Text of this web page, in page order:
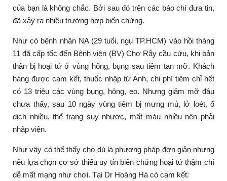
của bạn là không chắc. Bởi sau đó trên các báo chí đưa tin,
đã xảy ra nhiều trường hợp biến chứng.
Như có bệnh nhân NA (29 tuổi, ngụ TP.HCM) vào hồi tháng
11 đã cấp tốc đến Bệnh viện (BV) Chợ Rẫy cầu cứu, khi bản
thân bị hoại tử ở vùng hông, bụng sau tiêm tan mỡ. Khách
hàng được cam kết, thuốc nhập từ Anh, chi phí tiêm chỉ hết
có 13 triệu các vùng bụng, hông, eo. Nhưng giảm mỡ đâu
chưa thấy, sau 10 ngày vùng tiêm bị mưng mủ, lở loét, ổ
dịch nhiều, thể trạng suy nhược, mất máu nhiều nên phải
nhập viện.
Như vậy có thể thấy cho dù là phương pháp đơn giản nhưng
nếu lựa chọn cơ sở thiếu uy tín biến chứng hoại tử thậm chí
dễ mất mạng như chơi. Tại Dr Hoàng Hà có cam kết: